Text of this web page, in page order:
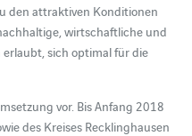
den attraktiven Konditionen
wirtschaftliche und
sich optimal für die
vor. Bis Anfang 2018
des Kreises Recklinghausen